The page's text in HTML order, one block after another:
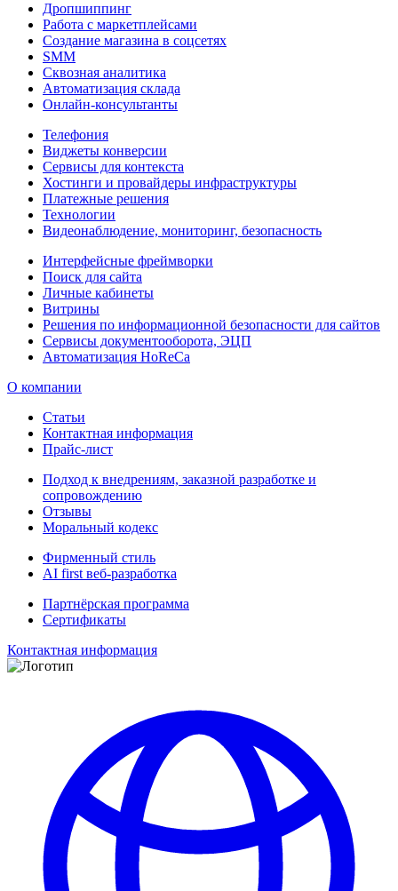
Дропшиппинг
Работа с маркетплейсами
Создание магазина в соцсетях
SMM
Сквозная аналитика
Автоматизация склада
Онлайн-консультанты
Телефония
Виджеты конверсии
Сервисы для контекста
Хостинги и провайдеры инфраструктуры
Платежные решения
Технологии
Видеонаблюдение, мониторинг, безопасность
Интерфейсные фреймворки
Поиск для сайта
Личные кабинеты
Витрины
Решения по информационной безопасности для сайтов
Сервисы документооборота, ЭЦП
Автоматизация HoReCa
О компании
Статьи
Контактная информация
Прайс-лист
Подход к внедрениям, заказной разработке и
сопровождению
Отзывы
Моральный кодекс
Фирменный стиль
AI first веб-разработка
Партнёрская программа
Сертификаты
Контактная информация